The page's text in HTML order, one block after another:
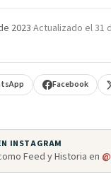
2023·Actualizado el31
Facebook
INSTAGRAM
Feed y Historia en